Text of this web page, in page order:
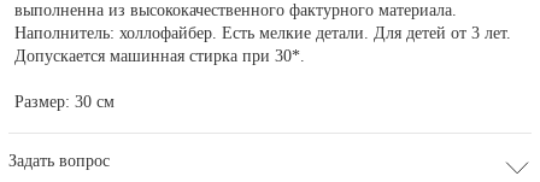
выполненна из высококачественного фактурного материала.
Наполнитель: холлофайбер. Есть мелкие детали. Для детей от 3 лет.
Допускается машинная стирка при 30*.
Размер: 30 см
Задать вопрос